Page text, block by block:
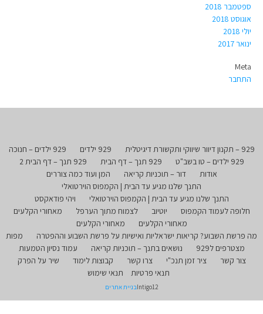
ספטמבר 2018
אוגוסט 2018
יולי 2018
ינואר 2017
Meta
התחבר
929 – תקנון דיוור שיווקי ותקשורת דיגיטלית 929 ילדים
929 ילדים – חנוכה
929 ילדים – טו בשב"ט
929 תנך – דף הבית
929 תנך – דף הבית 2
אודות
דור – תוכניות קריאה
המן ועוד כמה צוררים
התנך שלנו מגיע עד הבית | הקמפוס הוירטואלי
התנך שלנו מגיע עד הבית | הקמפוס הוירטואלי
ויהי פודאקסט
חלופה לעמוד הקמפוס
יוטיוב לצמוח מתוך הערפל
מאחורי הקלעים
מאחורי הקלעים
מאחורי הקלעים
מה פרשת השבוע? קריאות ישראליות ואישיות על פרשת השבוע וההפטרה
מפות
מצטרפים ל929
נושאים בתנך – תוכניות קריאה
עמוד נסיון הטמעות
צור קשר
ציר זמן תנכ"י צרו קשר קבוצות לימוד
שיר על הפרק
תנאי פרטיות
תנאי שימוש
Intigo12בניית אתרים